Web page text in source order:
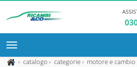
catalogo categorie
motore e